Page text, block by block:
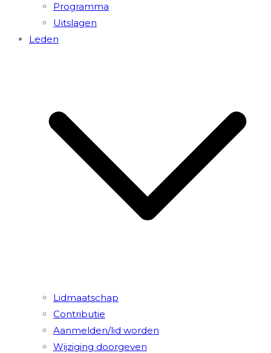
Programma
Uitslagen
Leden
Lidmaatschap
Contributie
Aanmelden/lid worden
Wijziging doorgeven